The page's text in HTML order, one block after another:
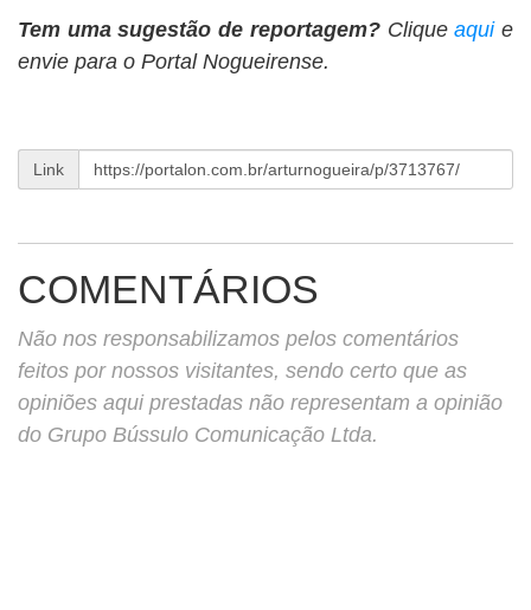
Tem uma sugestão de reportagem?Cliqueaquie
envie para o Portal Nogueirense.
Link
COMENTÁRIOS
Não nos responsabilizamos pelos comentários
feitos por nossos visitantes, sendo certo que as
opiniões aqui prestadas não representam a opinião
do Grupo Bússulo Comunicação Ltda.